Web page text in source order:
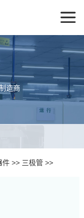
造商
件 >> 三极管 >>